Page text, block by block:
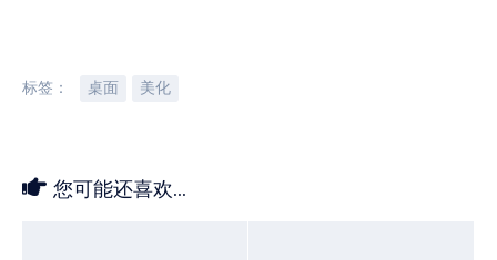
标签： 桌面 美化
您可能还喜欢...